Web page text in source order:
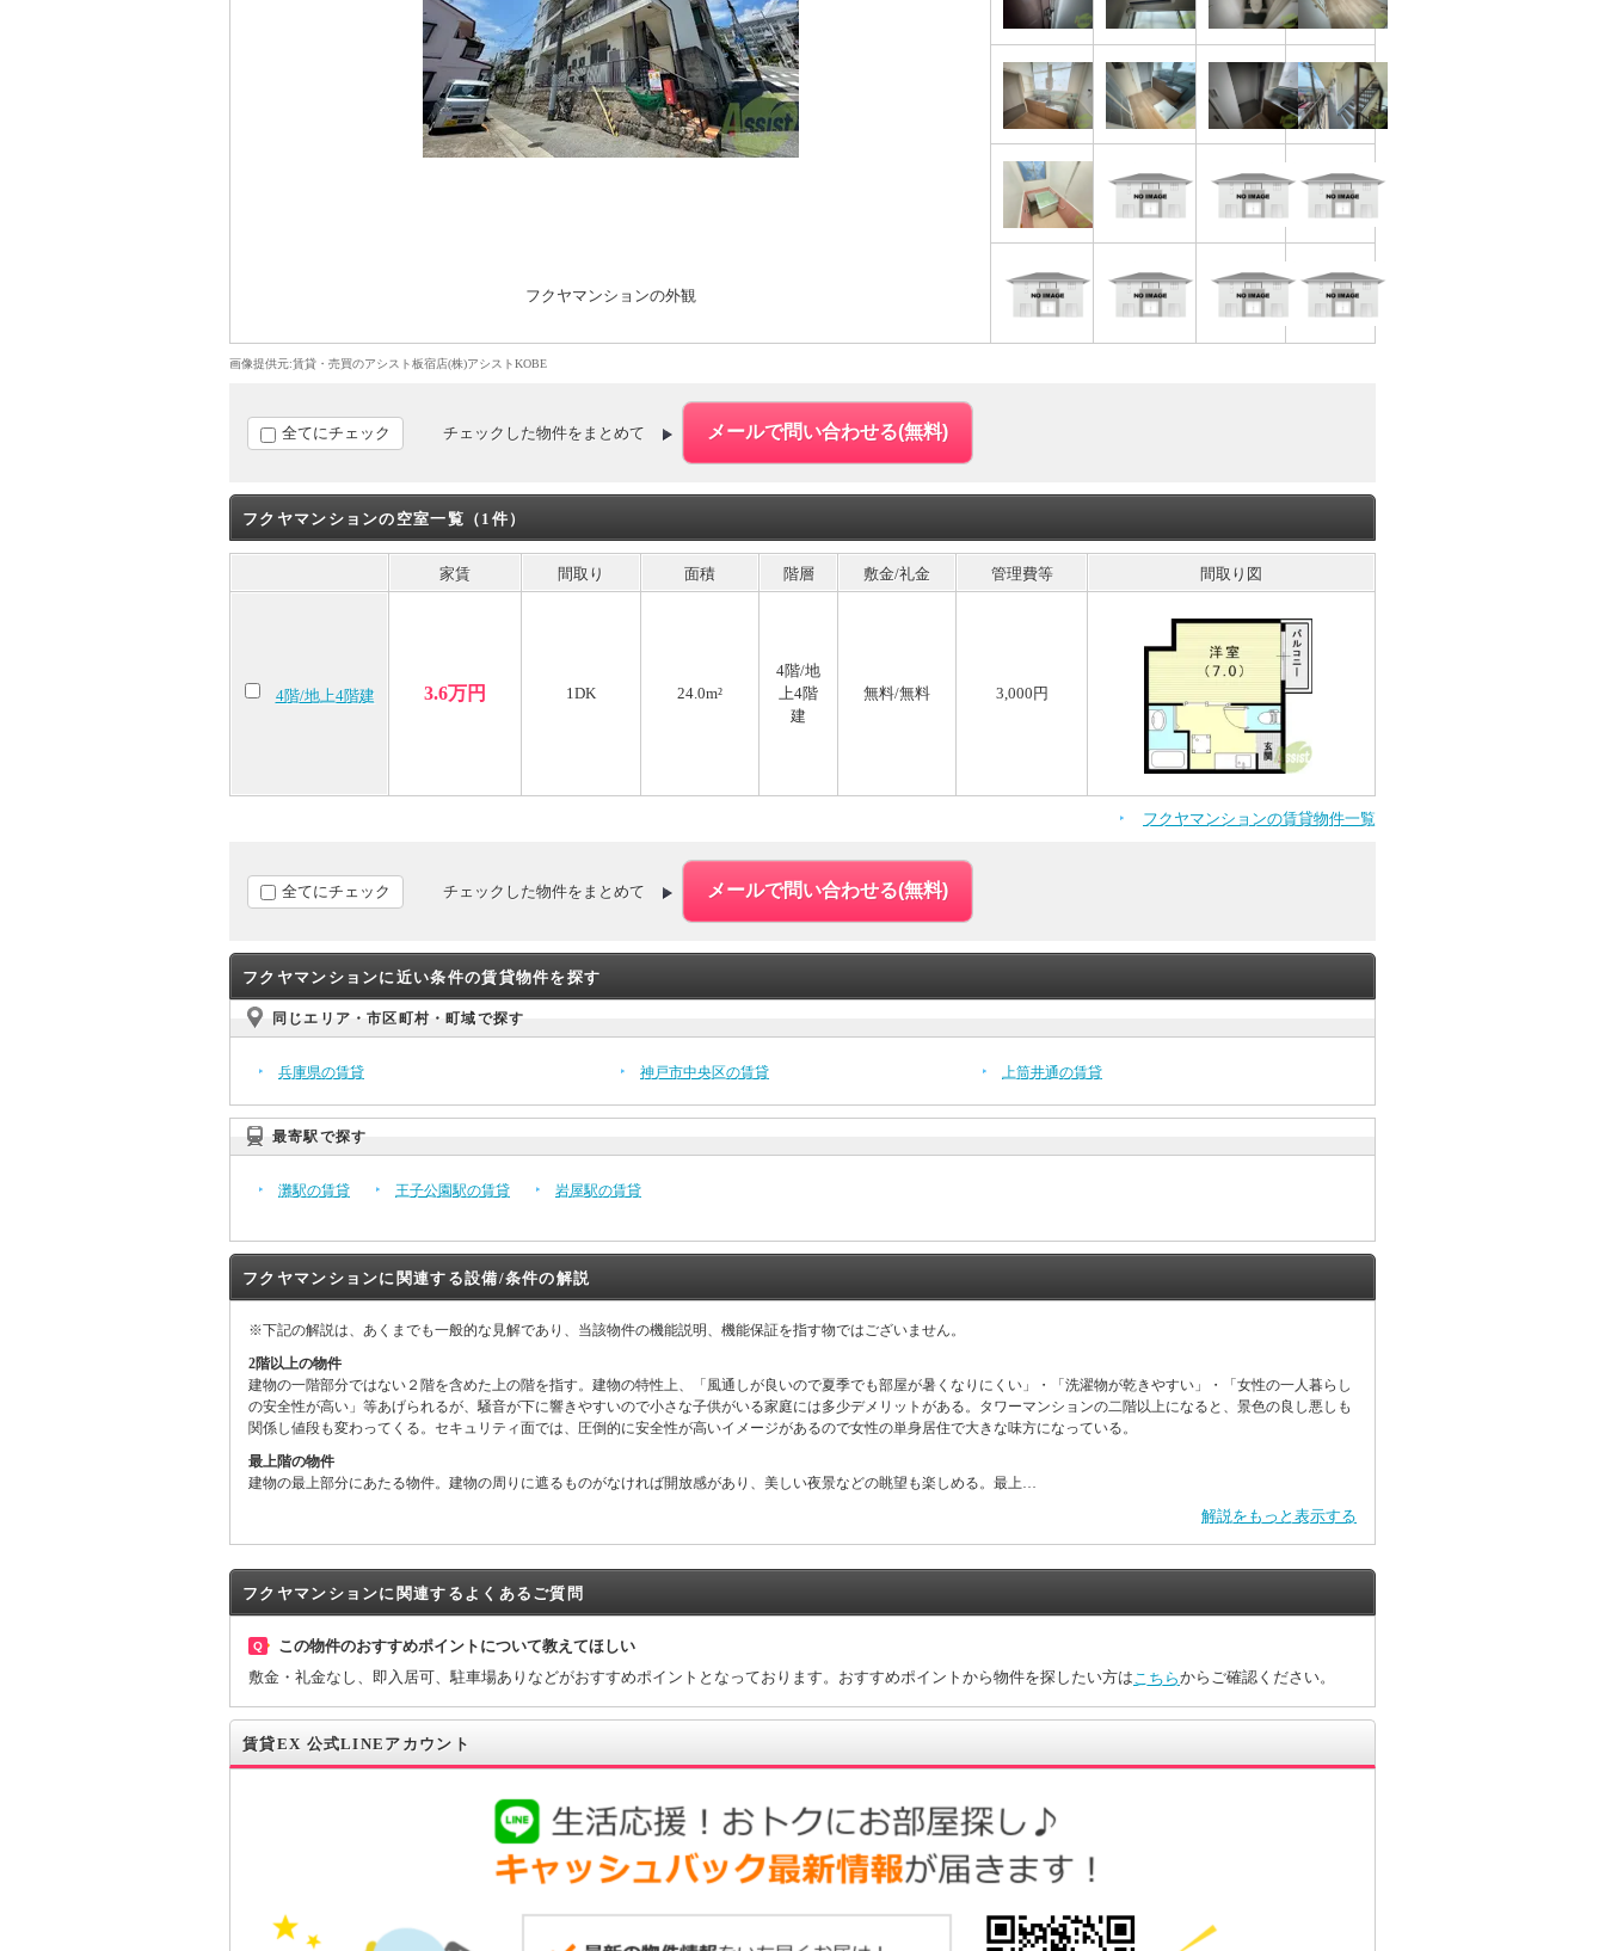
フクヤマンションの外観
画像提供元:賃貸・売買のアシスト板宿店(株)アシストKOBE
全てにチェック チェックした物件をまとめて
フクヤマンションの空室一覧（1件）
家賃 間取り 面積 階層 敷金/礼金 管理費等 間取り図
4階/地上4階建 3.6万円 1DK 24.0m²
4階/地
上4階
建
無料/無料 3,000円
フクヤマンションの賃貸物件一覧
全てにチェック チェックした物件をまとめて
フクヤマンションに近い条件の賃貸物件を探す
同じエリア・市区町村・町域で探す
兵庫県の賃貸 神戸市中央区の賃貸 上筒井通の賃貸
最寄駅で探す
灘駅の賃貸 王子公園駅の賃貸 岩屋駅の賃貸
フクヤマンションに関連する設備/条件の解説
※下記の解説は、あくまでも一般的な見解であり、当該物件の機能説明、機能保証を指す物ではございません。
2階以上の物件
建物の一階部分ではない２階を含めた上の階を指す。建物の特性上、「風通しが良いので夏季でも部屋が暑くなりにくい」・「洗濯物が乾きやすい」・「女性の一人暮らし
の安全性が高い」等あげられるが、騒音が下に響きやすいので小さな子供がいる家庭には多少デメリットがある。タワーマンションの二階以上になると、景色の良し悪しも
関係し値段も変わってくる。セキュリティ面では、圧倒的に安全性が高いイメージがあるので女性の単身居住で大きな味方になっている。
最上階の物件
建物の最上部分にあたる物件。建物の周りに遮るものがなければ開放感があり、美しい夜景などの眺望も楽しめる。最上…
解説をもっと表示する
フクヤマンションに関連するよくあるご質問
Q
この物件のおすすめポイントについて教えてほしい
敷金・礼金なし、即入居可、駐車場ありなどがおすすめポイントとなっております。おすすめポイントから物件を探したい方は こちらからご確認ください。
賃貸EX 公式LINEアカウント